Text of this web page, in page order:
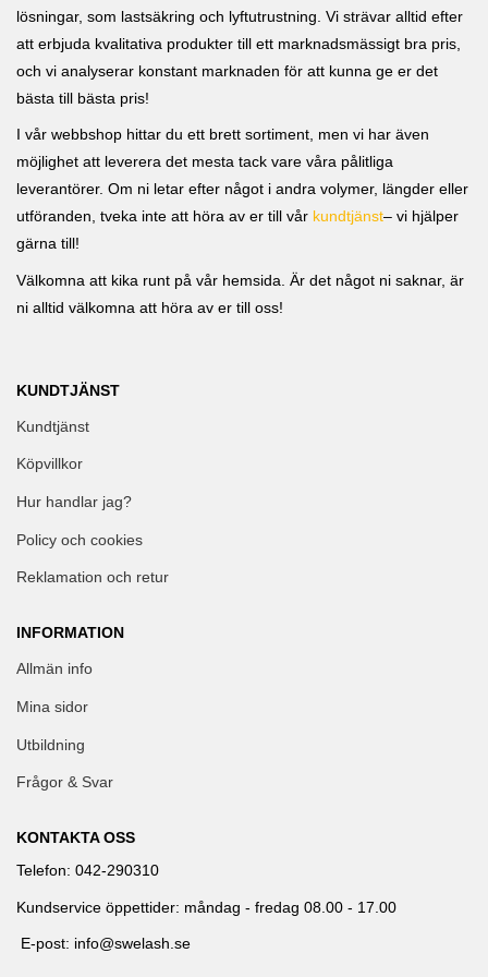
lösningar, som lastsäkring och lyftutrustning. Vi strävar alltid efter
att erbjuda kvalitativa produkter till ett marknadsmässigt bra pris,
och vi analyserar konstant marknaden för att kunna ge er det
bästa till bästa pris!
I vår webbshop hittar du ett brett sortiment, men vi har även
möjlighet att leverera det mesta tack vare våra pålitliga
leverantörer. Om ni letar efter något i andra volymer, längder eller
utföranden, tveka inte att höra av er till vår kundtjänst– vi hjälper
gärna till!
Välkomna att kika runt på vår hemsida. Är det något ni saknar, är
ni alltid välkomna att höra av er till oss!
KUNDTJÄNST
Kundtjänst
Köpvillkor
Hur handlar jag?
Policy och cookies
Reklamation och retur
INFORMATION
Allmän info
Mina sidor
Utbildning
Frågor & Svar
KONTAKTA OSS
Telefon: 042-290310
Kundservice öppettider: måndag - fredag 08.00 - 17.00
E-post: info@swelash.se